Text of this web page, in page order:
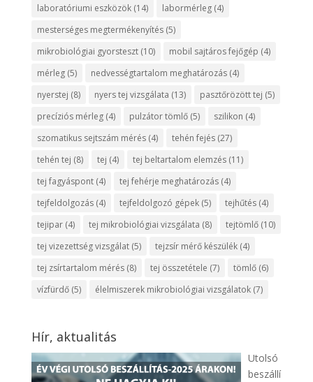
laboratóriumi eszközök(14) labormérleg(4)
mesterséges megtermékenyítés(5)
mikrobiológiai gyorsteszt(10) mobil sajtáros fejőgép (4)
mérleg(5) nedvességtartalom meghatározás(4)
nyerstej (8) nyers tej vizsgálata (13) pasztőrözött tej (5)
precíziós mérleg(4) pulzátor tömlő(5) szilikon (4)
szomatikus sejtszám mérés(4) tehén fejés(27)
tehén tej (8) tej (4) tej beltartalom elemzés(11)
tej fagyáspont(4) tej fehérje meghatározás(4)
tejfeldolgozás(4) tejfeldolgozó gépek(5) tejhűtés(4)
tejipar(4) tej mikrobiológiai vizsgálata (8) tejtömlő(10)
tej vizezettség vizsgálat(5) tejzsír mérő készülék(4)
tej zsírtartalom mérés(8) tej összetétele (7) tömlő(6)
vízfürdő(5) élelmiszerek mikrobiológiai vizsgálatok(7)
Hír, aktualitás
Utolsó
beszállí